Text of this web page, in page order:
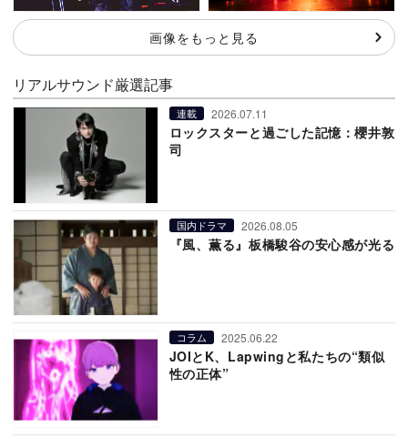
画像をもっと見る
リアルサウンド厳選記事
連載 2026.07.11
ロックスターと過ごした記憶：櫻井敦
司
国内ドラマ 2026.08.05
『風、薫る』板橋駿谷の安心感が光る
コラム 2025.06.22
JOIとK、Lapwingと私たちの“類似
性の正体”